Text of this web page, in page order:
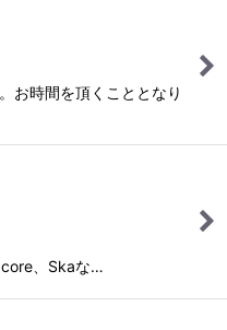
お時間を頂くこととなり
、Skaな…